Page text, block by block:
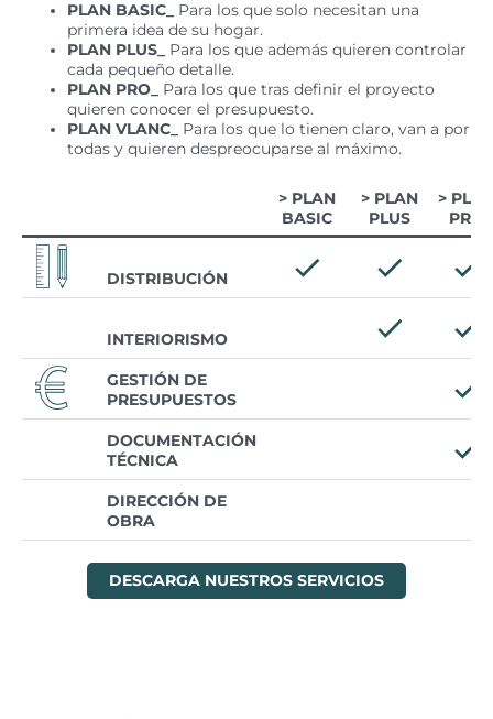
PLAN BASIC_
Para los que solo necesitan una
primera idea de su hogar.
PLAN PLUS_ Para los que además quieren controlar
cada pequeño detalle.
PLAN PRO_ Para los que tras definir el proyecto
quieren conocer el presupuesto.
PLAN VLANC_
Para los que lo tienen claro, van a por
todas y quieren despreocuparse al máximo.
> PLAN
BASIC
> PLAN
PLUS
>
PRO
DISTRIBUCIÓN
INTERIORISMO
GESTIÓN DE
PRESUPUESTOS
DOCUMENTACIÓN
TÉCNICA
DIRECCIÓN DE
OBRA
DESCARGA NUESTROS SERVICIOS